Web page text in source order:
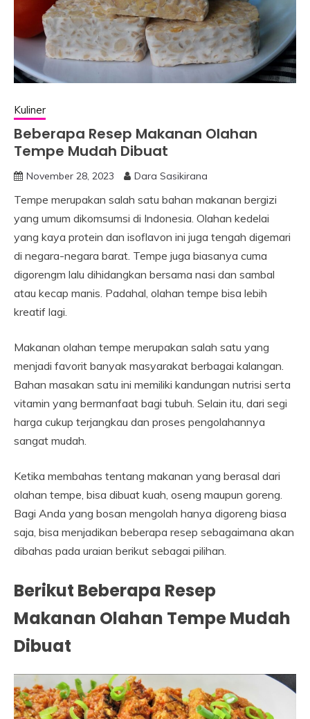
Kuliner
Beberapa Resep Makanan Olahan
Tempe Mudah Dibuat
November 28, 2023 Dara Sasikirana
Tempe merupakan salah satu bahan makanan bergizi
yang umum dikomsumsi di Indonesia. Olahan kedelai
yang kaya protein dan isoflavon ini juga tengah digemari
di negara-negara barat. Tempe juga biasanya cuma
digorengm lalu dihidangkan bersama nasi dan sambal
atau kecap manis. Padahal, olahan tempe bisa lebih
kreatif lagi.
Makanan olahan tempe merupakan salah satu yang
menjadi favorit banyak masyarakat berbagai kalangan.
Bahan masakan satu ini memiliki kandungan nutrisi serta
vitamin yang bermanfaat bagi tubuh. Selain itu, dari segi
harga cukup terjangkau dan proses pengolahannya
sangat mudah.
Ketika membahas tentang makanan yang berasal dari
olahan tempe, bisa dibuat kuah, oseng maupun goreng.
Bagi Anda yang bosan mengolah hanya digoreng biasa
saja, bisa menjadikan beberapa resep sebagaimana akan
dibahas pada uraian berikut sebagai pilihan.
Berikut Beberapa Resep
Makanan Olahan Tempe Mudah
Dibuat